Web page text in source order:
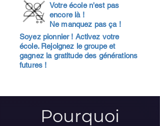
Votre école n'est pas
encore là !
Ne manquez pas ça !
Soyez pionnier ! Activez votre
école. Rejoignez le groupe et
gagnez la gratitude des générations
futures !
Pourquoi